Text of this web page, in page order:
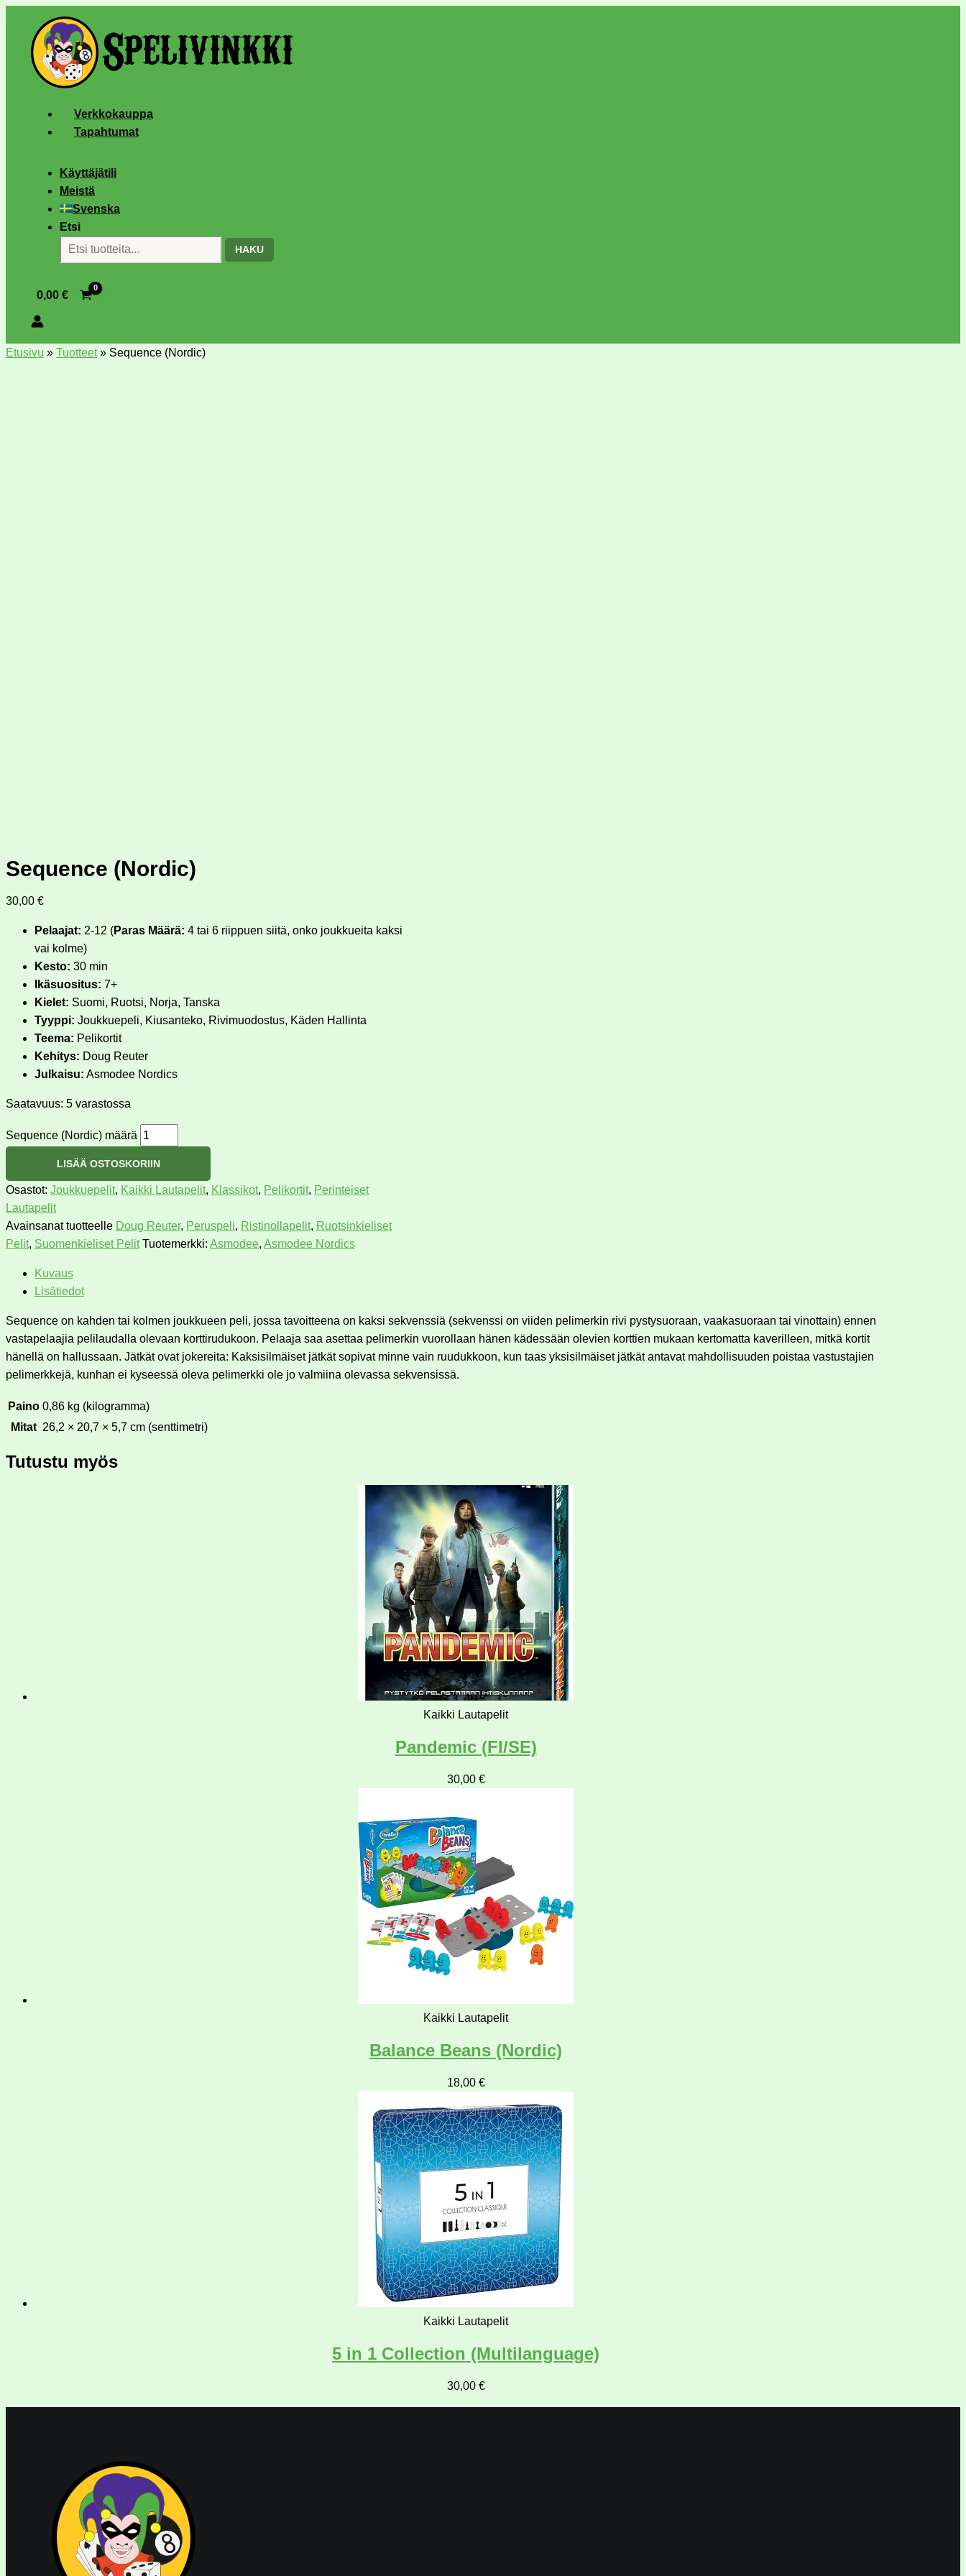
Verkkokauppa
Tapahtumat
Käyttäjätili
Meistä
Svenska
Etsi
HAKU
0,00€
Etusivu » Tuotteet» Sequence (Nordic)
Sequence (Nordic)
30,00 €
Pelaajat: 2-12 (Paras Määrä: 4 tai 6 riippuen siitä, onko joukkueita kaksi
vai kolme)
Kesto: 30 min
Ikäsuositus: 7+
Kielet: Suomi, Ruotsi, Norja, Tanska
Tyyppi: Joukkuepeli, Kiusanteko, Rivimuodostus, Käden Hallinta
Teema: Pelikortit
Kehitys: Doug Reuter
Julkaisu: Asmodee Nordics
Saatavuus: 5 varastossa
Sequence (Nordic) määrä
LISÄÄ OSTOSKORIIN
Osastot: Joukkuepelit, Kaikki Lautapelit, Klassikot, Pelikortit, Perinteiset
Lautapelit
Avainsanat tuotteelle Doug Reuter, Peruspeli, Ristinollapelit, Ruotsinkieliset
Pelit, Suomenkieliset Pelit Tuotemerkki: Asmodee, Asmodee Nordics
Kuvaus
Lisätiedot
Sequence on kahden tai kolmen joukkueen peli, jossa tavoitteena on kaksi sekvenssiä (sekvenssi on viiden pelimerkin rivi pystysuoraan, vaakasuoraan tai vinottain) ennen
vastapelaajia pelilaudalla olevaan korttirudukoon. Pelaaja saa asettaa pelimerkin vuorollaan hänen kädessään olevien korttien mukaan kertomatta kaverilleen, mitkä kortit
hänellä on hallussaan. Jätkät ovat jokereita: Kaksisilmäiset jätkät sopivat minne vain ruudukkoon, kun taas yksisilmäiset jätkät antavat mahdollisuuden poistaa vastustajien
pelimerkkejä, kunhan ei kyseessä oleva pelimerkki ole jo valmiina olevassa sekvensissä.
Paino 0,86 kg (kilogramma)
Mitat 26,2 × 20,7 × 5,7 cm (senttimetri)
Tutustu myös
Kaikki Lautapelit
Pandemic (FI/SE)
30,00 €
Kaikki Lautapelit
Balance Beans (Nordic)
18,00 €
Kaikki Lautapelit
5 in 1 Collection (Multilanguage)
30,00 €